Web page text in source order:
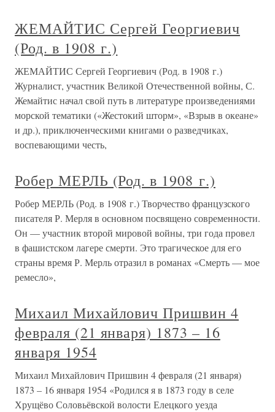
ЖЕМАЙТИС Сергей Георгиевич
(Род. в 1908 г.)
ЖЕМАЙТИС Сергей Георгиевич (Род. в 1908 г.)
Журналист, участник Великой Отечественной войны, С.
Жемайтис начал свой путь в литературе произведениями
морской тематики («Жестокий шторм», «Взрыв в океане»
и др.), приключенческими книгами о разведчиках,
воспевающими честь,
Робер МЕРЛЬ (Род. в 1908 г.)
Робер МЕРЛЬ (Род. в 1908 г.) Творчество французского
писателя Р. Мерля в основном посвящено современности.
Он — участник второй мировой войны, три года провел
в фашистском лагере смерти. Это трагическое для его
страны время Р. Мерль отразил в романах «Смерть — мое
ремесло»,
Михаил Михайлович Пришвин 4
февраля (21 января) 1873 – 16
января 1954
Михаил Михайлович Пришвин 4 февраля (21 января)
1873 – 16 января 1954 «Родился я в 1873 году в селе
Хрущёво Соловьёвской волости Елецкого уезда